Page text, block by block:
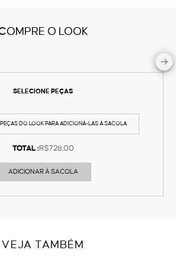
O LOOK
SELECIONE PEÇAS
DO LOOK PARA ADICIONÁ-LAS À SACOLA
TOTAL :R$728,00
ADICIONAR À SACOLA
VEJA TAMBÉM